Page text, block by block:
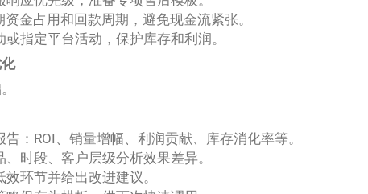
金占用和回款周期，避免现金流紧张。
指定平台活动，保护库存和利润。
：ROI、销量增幅、利润贡献、库存消化率等。
时段、客户层级分析效果差异。
环节并给出改进建议。